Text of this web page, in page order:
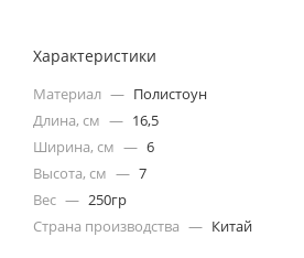
Характеристики
Материал — Полистоун
Длина, см — 16,5
Ширина, см — 6
Высота, см — 7
Вес — 250гр
Страна производства — Китай